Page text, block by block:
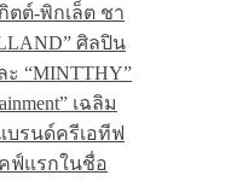
ตต์-พิกเล็ต ชา
ศิลปิน
“MINTTHY”
เฉลิม
บรนด์ครีเอทีฟ
ฟ์แรกในชื่อ